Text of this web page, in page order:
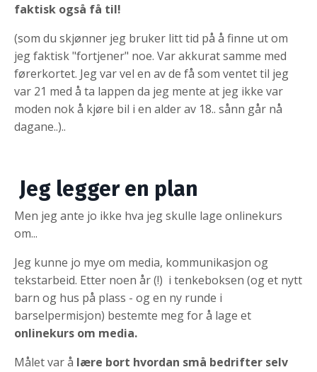
faktisk også få til!
(som du skjønner jeg bruker litt tid på å finne ut om
jeg faktisk "fortjener" noe. Var akkurat samme med
førerkortet. Jeg var vel en av de få som ventet til jeg
var 21 med å ta lappen da jeg mente at jeg ikke var
moden nok å kjøre bil i en alder av 18.. sånn går nå
dagane..)..
Jeg legger en plan
Men jeg ante jo ikke hva jeg skulle lage onlinekurs
om...
Jeg kunne jo mye om media, kommunikasjon og
tekstarbeid. Etter noen år (!) i tenkeboksen (og et nytt
barn og hus på plass - og en ny runde i
barselpermisjon) bestemte meg for å lage et
onlinekurs om media.
Målet var å lære bort hvordan små bedrifter selv